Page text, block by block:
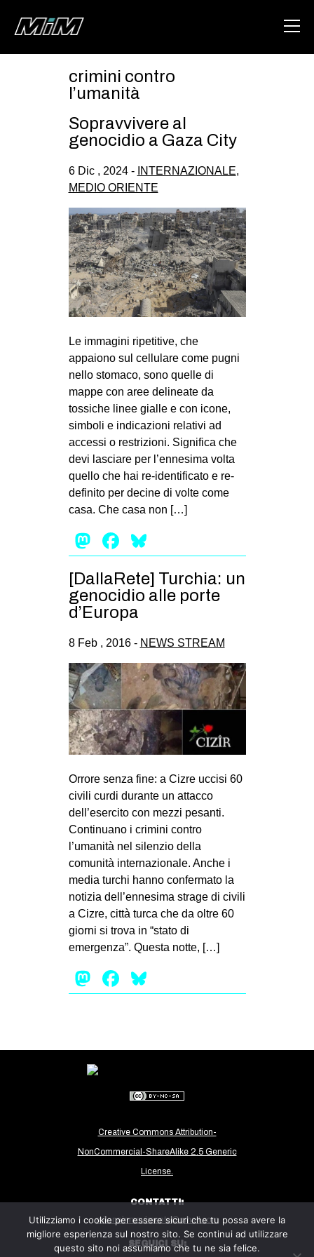
ABOUT
DEGENERAZIONE
CSOA LAMBRETTA
MSM
STUDENTI TSUNAMI
ZAM
MOBILITAZIONI
SPAZI
SPORT POPOLARE
MOVIMENTI
AMBIENTE
ANTIFASCISMO
DIRITTO ALL’ABITARE
GENERI
MIGRAZIONI
REPRESSIONE
STUDENTI
CULTURE
ARTE
CINEMA
MANIFESTI
MUSICA
INTERNAZIONALE
AFRICA
ESTREMO ORIENTE
EUROPA
MEDIO ORIENTE
MONDO
in
SEARCH
crimini contro
l’umanità
Sopravvivere al
genocidio a Gaza City
6 Dic , 2024 - INTERNAZIONALE,
MEDIO ORIENTE
Le immagini ripetitive, che
appaiono sul cellulare come pugni
nello stomaco, sono quelle di
mappe con aree delineate da
tossiche linee gialle e con icone,
simboli e indicazioni relativi ad
accessi o restrizioni. Significa che
devi lasciare per l’ennesima volta
quello che hai re-identificato e re-
definito per decine di volte come
casa. Che casa non […]
Mastodon
Facebook
[DallaRete] Turchia: un
genocidio alle porte
d’Europa
8 Feb , 2016 - NEWS STREAM
Orrore senza fine: a Cizre uccisi 60
civili curdi durante un attacco
dell’esercito con mezzi pesanti.
Continuano i crimini contro
l’umanità nel silenzio della
comunità internazionale. Anche i
media turchi hanno confermato la
notizia dell’ennesima strage di civili
a Cizre, città turca che da oltre 60
giorni si trova in “stato di
emergenza”. Questa notte, […]
Mastodon
Facebook
Creative Commons Attribution-
NonCommercial-ShareAlike 2.5 Generic
License.
CONTATTI:
milanoinmovimento@gmail.com
SEGUICI SU:
Utilizziamo i cookie per essere sicuri che tu possa avere la
migliore esperienza sul nostro sito. Se continui ad utilizzare
questo sito noi assumiamo che tu ne sia felice.